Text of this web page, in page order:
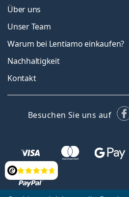
Bewertung
Über uns
Unser Team
Warum bei Lentiamo einkaufen?
Nachhaltigkeit
Kontakt
Besuchen Sie uns auf